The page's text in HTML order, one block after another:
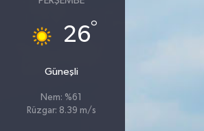
26°
Güneşli
Nem: %61
Rüzgar: 8.39 m/s